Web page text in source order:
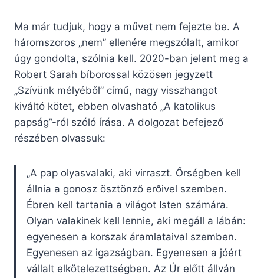
Ma már tudjuk, hogy a művet nem fejezte be. A
háromszoros „nem” ellenére megszólalt, amikor
úgy gondolta, szólnia kell. 2020-ban jelent meg a
Robert Sarah bíborossal közösen jegyzett
„Szívünk mélyéből” című, nagy visszhangot
kiváltó kötet, ebben olvasható „A katolikus
papság”-ról szóló írása. A dolgozat befejező
részében olvassuk:
„A pap olyasvalaki, aki virraszt. Őrségben kell
állnia a gonosz ösztönző erőivel szemben.
Ébren kell tartania a világot Isten számára.
Olyan valakinek kell lennie, aki megáll a lábán:
egyenesen a korszak áramlataival szemben.
Egyenesen az igazságban. Egyenesen a jóért
vállalt elkötelezettségben. Az Úr előtt állván